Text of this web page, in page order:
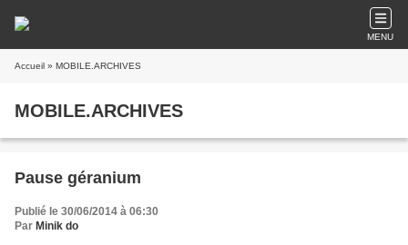
MENU
Accueil » MOBILE.ARCHIVES
MOBILE.ARCHIVES
Pause géranium
Publié le 30/06/2014 à 06:30
Par Minik do